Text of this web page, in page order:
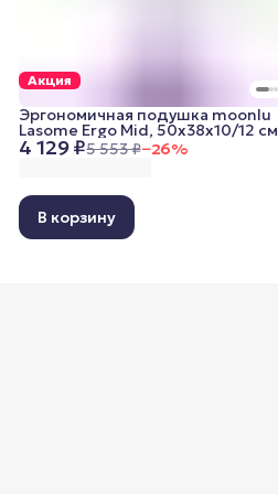
Акция
4 129 ₽5 553 ₽−26%
Эргономичная подушка moonlu
Lasome Ergo Mid, 50x38x10/12 см
В корзину